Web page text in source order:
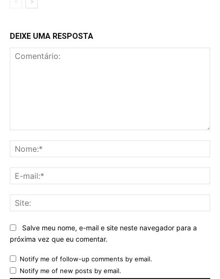
DEIXE UMA RESPOSTA
Salve meu nome, e-mail e site neste navegador para a
próxima vez que eu comentar.
Notify me of follow-up comments by email.
Notify me of new posts by email.